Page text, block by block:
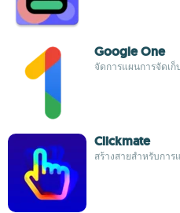
Google One
จัดการแผนการจัดเ
Clickmate
สร้างสายสำหรับกา